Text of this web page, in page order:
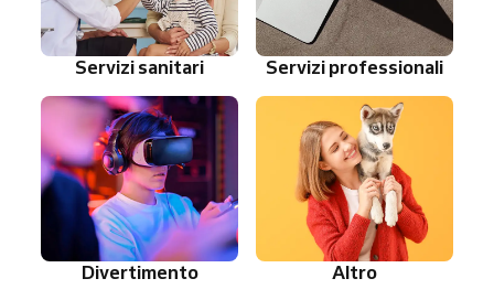
Servizi sanitari Servizi professionali
Divertimento Altro